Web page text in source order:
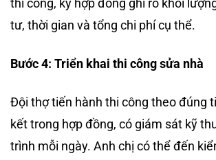
thi công, ký hợp đồng ghi rõ khối
tư, thời gian và tổng chi phí cụ thể.
Bước 4: Triển khai thi công sửa nhà
Đội thợ tiến hành thi công theo đúng
kết trong hợp đồng, có giám sát kỹ
trình mỗi ngày. Anh chị có thể đến